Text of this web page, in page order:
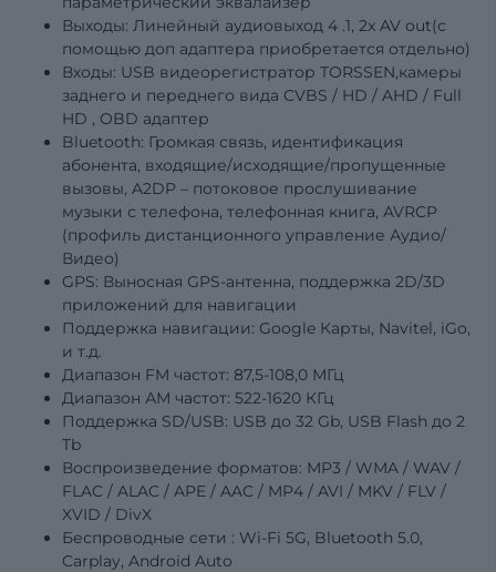
Выходы: Линейный аудиовыход 4 .1, 2x AV out(с
помощью доп адаптера приобретается отдельно)
Входы: USB видеорегистратор TORSSEN,камеры
заднего и переднего вида CVBS / HD / AHD / Full
HD , OBD адаптер
Bluetooth: Громкая связь, идентификация
абонента, входящие/исходящие/пропущенные
вызовы, A2DP – потоковое прослушивание
музыки с телефона, телефонная книга, AVRCP
(профиль дистанционного управление Аудио/
Видео)
GPS: Выносная GPS-антенна, поддержка 2D/3D
приложений для навигации
Поддержка навигации: Google Карты, Navitel, iGo,
и т.д.
Диапазон FM частот: 87,5-108,0 МГц
Диапазон АМ частот: 522-1620 КГц
Поддержка SD/USB: USB до 32 Gb, USB Flash до 2
Tb
Воспроизведение форматов: MP3 / WMA / WAV /
FLAC / ALAC / APE / AAC / MP4 / AVI / MKV / FLV /
XVID / DivX
Беспроводные сети : Wi-Fi 5G, Bluetooth 5.0,
Carplay, Android Auto